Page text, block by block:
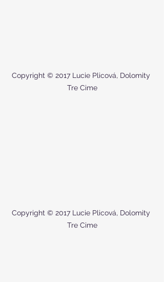
Copyright © 2017 Lucie Plicová, Dolomity
Tre Cime
Copyright © 2017 Lucie Plicová, Dolomity
Tre Cime